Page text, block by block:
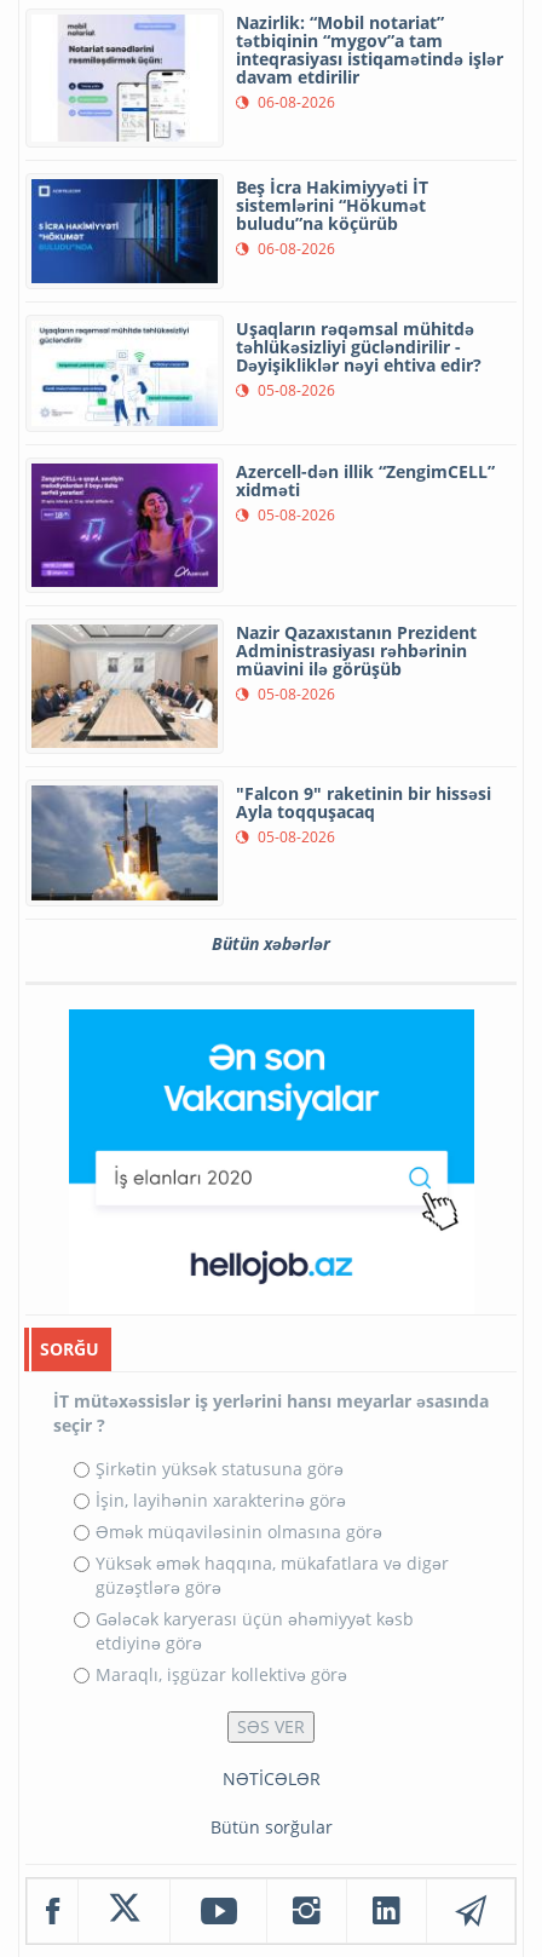
Nazirlik: “Mobil notariat”
tətbiqinin “mygov”a tam
inteqrasiyası istiqamətində işlər
davam etdirilir
06-08-2026
Beş İcra Hakimiyyəti İT
sistemlərini “Hökumət
buludu”na köçürüb
06-08-2026
Uşaqların rəqəmsal mühitdə
təhlükəsizliyi gücləndirilir -
Dəyişikliklər nəyi ehtiva edir?
05-08-2026
Azercell-dən illik “ZengimCELL”
xidməti
05-08-2026
Nazir Qazaxıstanın Prezident
Administrasiyası rəhbərinin
müavini ilə görüşüb
05-08-2026
"Falcon 9" raketinin bir hissəsi
Ayla toqquşacaq
05-08-2026
Bütün xəbərlər
SORĞU
İT mütəxəssislər iş yerlərini hansı meyarlar əsasında
seçir ?
Şirkətin yüksək statusuna görə
İşin, layihənin xarakterinə görə
Əmək müqaviləsinin olmasına görə
Yüksək əmək haqqına, mükafatlara və digər
güzəştlərə görə
Gələcək karyerası üçün əhəmiyyət kəsb
etdiyinə görə
Maraqlı, işgüzar kollektivə görə
NƏTİCƏLƏR
Bütün sorğular